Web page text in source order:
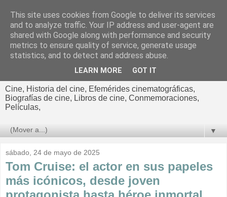
El cultural
cinematográfico de Jorge
Cine, Historia del cine, Efemérides cinematográficas,
Biografías de cine, Libros de cine, Conmemoraciones,
Películas,
▼
sábado, 24 de mayo de 2025
Tom Cruise: el actor en sus papeles
más icónicos, desde joven
This site uses cookies from Google to deliver its services
and to analyze traffic. Your IP address and user-agent are
shared with Google along with performance and security
metrics to ensure quality of service, generate usage
statistics, and to detect and address abuse.
LEARN MORE GOT IT